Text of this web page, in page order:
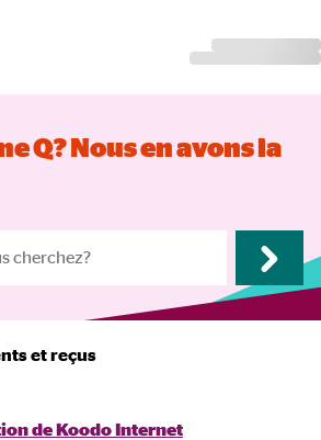
Q? Nous en avons la
et reçus
de Koodo Internet